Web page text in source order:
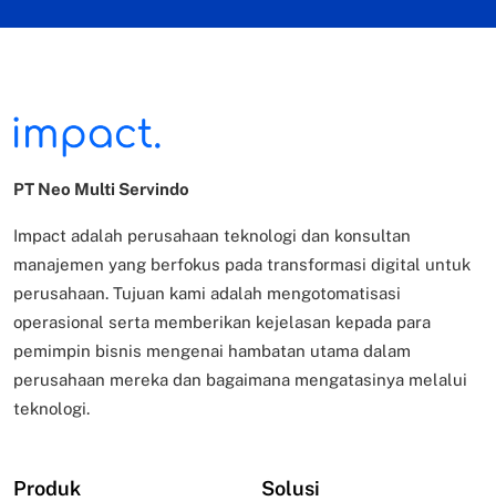
PT Neo Multi Servindo
Impact adalah perusahaan teknologi dan konsultan
manajemen yang berfokus pada transformasi digital untuk
perusahaan. Tujuan kami adalah mengotomatisasi
operasional serta memberikan kejelasan kepada para
pemimpin bisnis mengenai hambatan utama dalam
perusahaan mereka dan bagaimana mengatasinya melalui
teknologi.
Produk Solusi